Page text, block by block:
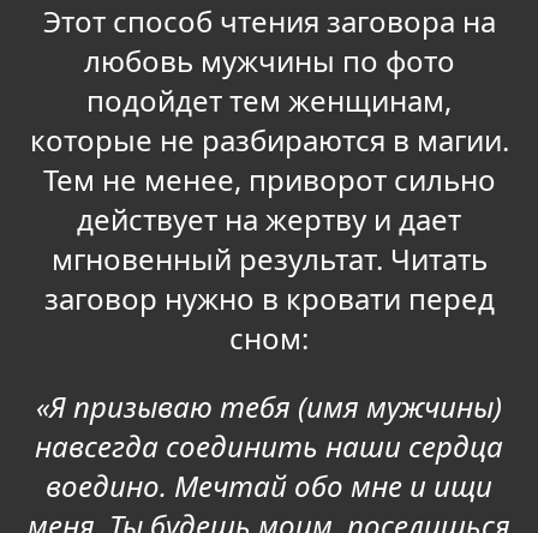
Этот способ чтения заговора на
любовь мужчины по фото
подойдет тем женщинам,
которые не разбираются в магии.
Тем не менее, приворот сильно
действует на жертву и дает
мгновенный результат. Читать
заговор нужно в кровати перед
сном:
«Я призываю тебя (имя мужчины)
навсегда соединить наши сердца
воедино. Мечтай обо мне и ищи